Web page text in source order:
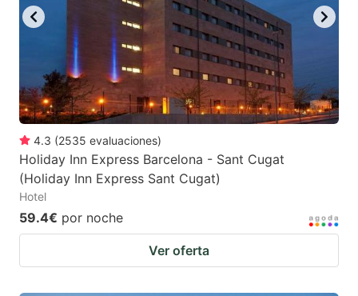
get
the
keyboard
shortcuts
for
changing
dates.
to
get
the
keyboard
shortcuts
changing
dates.
4.3 (2535 evaluaciones)
Holiday Inn Express Barcelona - Sant Cugat
(Holiday Inn Express Sant Cugat)
Hotel
59.4€ por noche
Ver oferta